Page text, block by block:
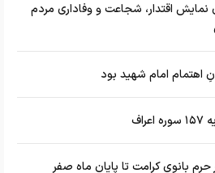
نمایش اقتدار، شجاعت و وفاداری مردم
اهتمام امام شهید بود